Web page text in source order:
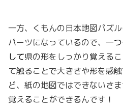
一方、くもんの日本地図パズ
パーツになっているので、 一
して県の形をしっかり覚える
て触ることで大きさや形を感
ど、紙の地図ではできないさ
覚えることができるんです！